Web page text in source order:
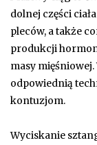
dolnej części
pleców, a także
produkcji
masy
odpowiednią
kontuzjom.
Wyciskanie